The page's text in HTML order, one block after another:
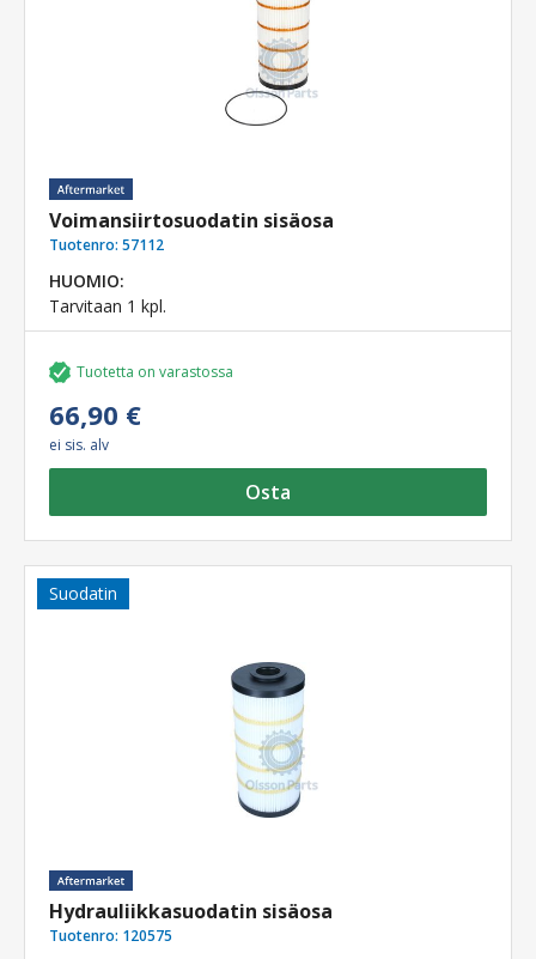
Voimansiirtosuodatin sisäosa
Tuotenro: 57112
HUOMIO:
Tarvitaan 1 kpl.
Tuotetta on varastossa
66,90 €
ei sis. alv
Osta
Suodatin
Hydrauliikkasuodatin sisäosa
Tuotenro: 120575